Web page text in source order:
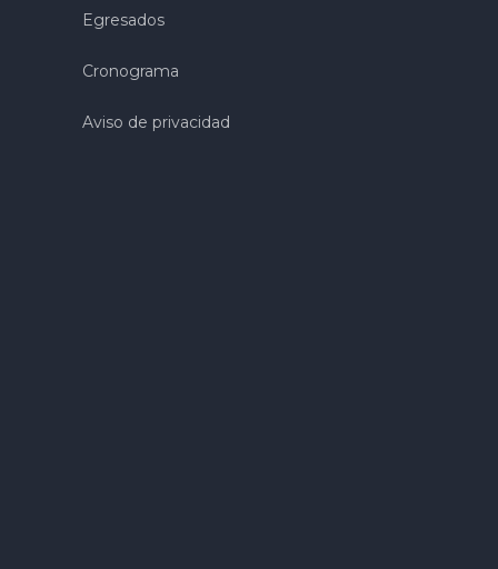
Egresados
Cronograma
Aviso de privacidad